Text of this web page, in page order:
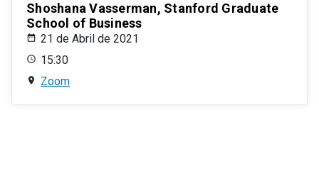
Shoshana Vasserman, Stanford Graduate
School of Business
21 de Abril de 2021
15:30
Zoom